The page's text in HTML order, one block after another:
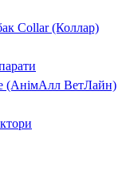
Collar (Коллар)
ВетЛайн)